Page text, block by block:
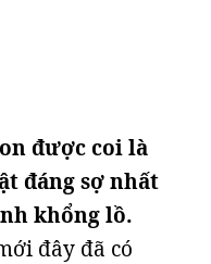
được coi là
đáng sợ nhất
khổng lồ.
đây đã có